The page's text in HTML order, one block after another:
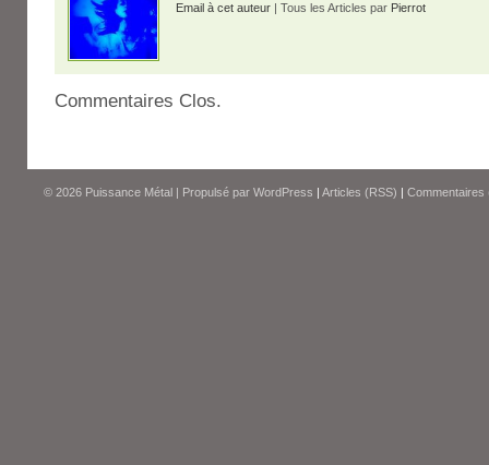
Email à cet auteur | Tous les Articles par Pierrot
Commentaires Clos.
© 2026 Puissance Métal | Propulsé par WordPress | Articles (RSS) | Commentaires